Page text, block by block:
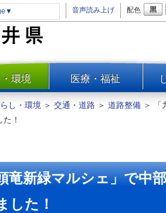
▼ 音声読み上げ 配色
一覧
環境 医療・福祉
地
廃棄物対策・リサ
し・環境 ＞ 交通・道路 ＞ 道路整備 ＞
！
竜新緑マルシェ」で中
した！